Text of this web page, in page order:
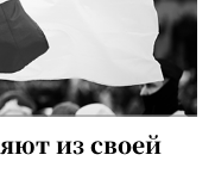
из своей